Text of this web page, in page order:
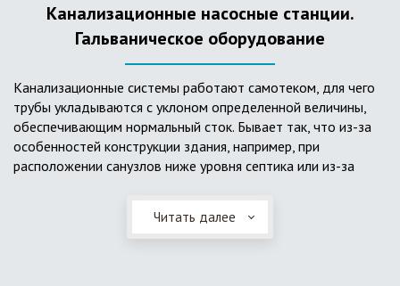
его работу в нормальном режиме. Лучшим способом
защиты оборудования является устройство герметичной
камеры или кессона, который не только защищает оголовок
скважины от негативных воздействий, но и обеспечивает
удобные условия для обслуживания в любой период года.
Кессон может быть выполнен из обычных железобетонных
колец, но только при отсутствии высокого уровня
подземных вод, так как в этом случае затруднительно
обеспечить требуемую герметичность. Если имеется
достаточную герметичность, недорогие, легко
Канализационные насосные станции.
Гальваническое оборудование
Канализационные системы работают самотеком, для чего
трубы укладываются с уклоном определенной величины,
обеспечивающим нормальный сток. Бывает так, что из-за
особенностей конструкции здания, например, при
расположении санузлов ниже уровня септика или из-за
Единственное решение в таком случае – это
использование КНС – канализационной насосной станции.
Читать далее